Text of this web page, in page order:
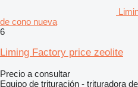
de cono nueva
6
Liming Factory price zeolite
Precio a consultar
Equipo de trituración - trituradora